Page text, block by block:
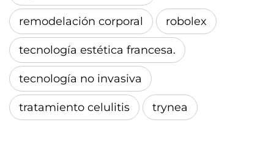
remodelación corporal robolex
tecnología estética francesa.
tecnología no invasiva
tratamiento celulitis trynea